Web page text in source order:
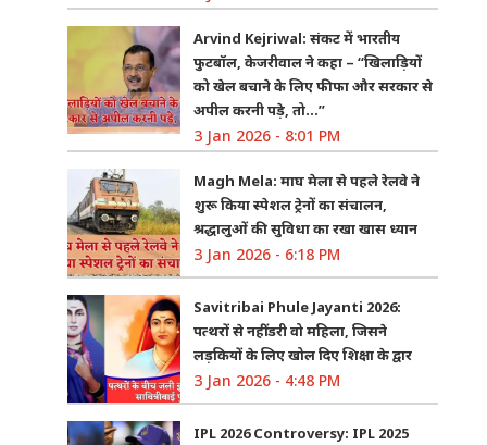
Arvind Kejriwal: संकट में भारतीय
फुटबॉल, केजरीवाल ने कहा – “खिलाड़ियों
को खेल बचाने के लिए फीफा और सरकार से
अपील करनी पड़े, तो…”
3 Jan 2026 - 8:01 PM
Magh Mela: माघ मेला से पहले रेलवे ने
शुरू किया स्पेशल ट्रेनों का संचालन,
श्रद्धालुओं की सुविधा का रखा खास ध्यान
3 Jan 2026 - 6:18 PM
Savitribai Phule Jayanti 2026:
पत्थरों से नहीं डरी वो महिला, जिसने
लड़कियों के लिए खोल दिए शिक्षा के द्वार
3 Jan 2026 - 4:48 PM
IPL 2026 Controversy: IPL 2025